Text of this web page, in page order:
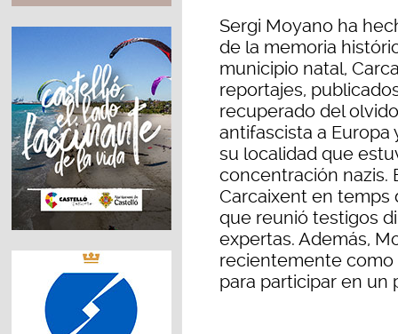
Sergi Moyano ha
de la memoria
municipio natal,
reportajes,
recuperado del
antifascista a Europa
su localidad que
concentración nazis.
Carcaixent en temps
que reunió testigos
expertas. Además,
recientemente como
para participar en un